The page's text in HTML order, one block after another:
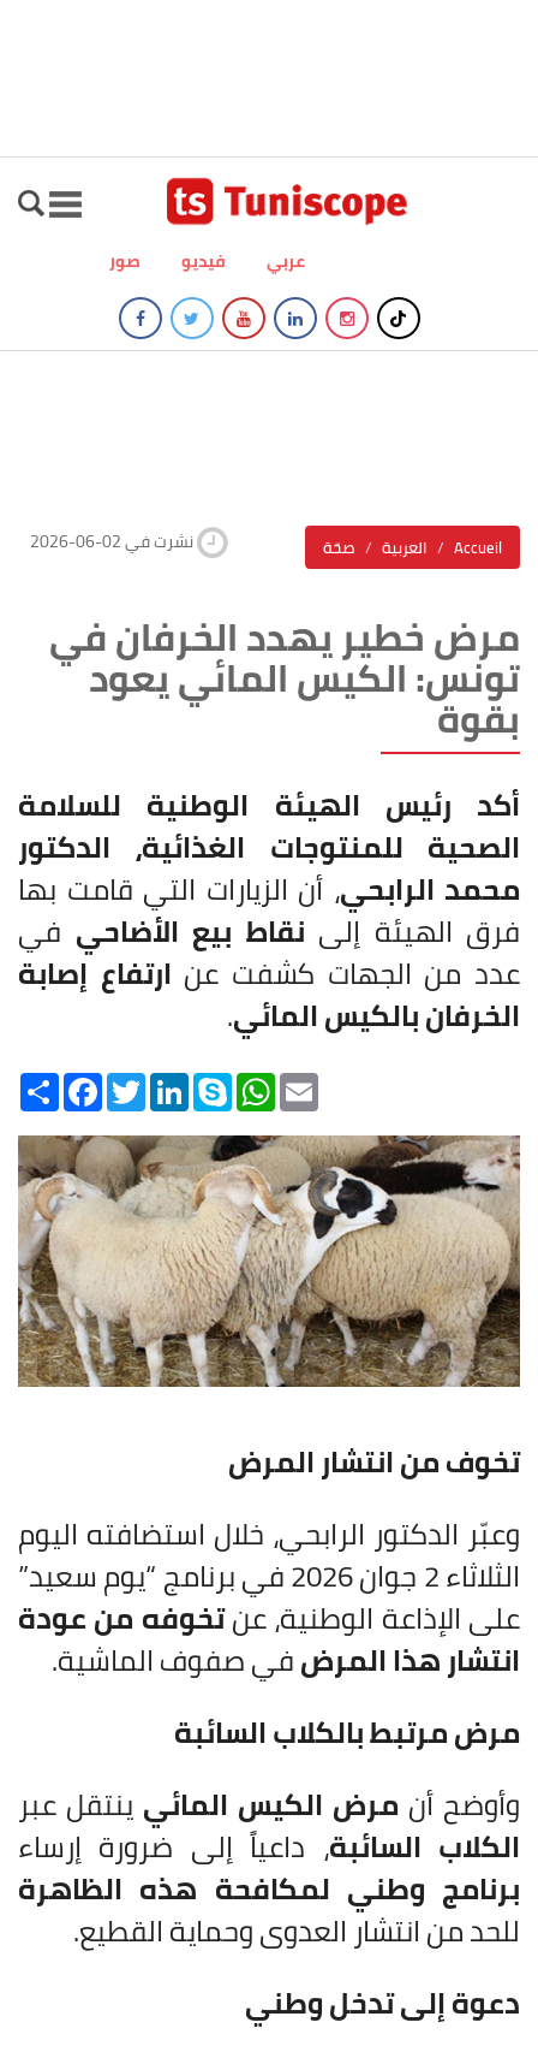
صور فيديو عربي
صحّة العربية Accueil 2026-06-02 نشرت في
مرض خطير يهدد الخرفان في
تونس: الكيس المائي يعود
بقوة
أكد رئيس الهيئة الوطنية للسلامة
الصحية للمنتوجات الغذائية، الدكتور
محمد الرابحي، أن الزيارات التي قامت بها
فرق الهيئة إلى نقاط بيع الأضاحي في
عدد من الجهات كشفت عن ارتفاع إصابة
الخرفان بالكيس المائي.
Share
FacebookTwitterLinkedInSkype
WhatsAppEmail
تخوف من انتشار المرض
وعبّر الدكتور الرابحي، خلال استضافته اليوم
الثلاثاء 2 جوان 2026 في برنامج “يوم سعيد”
على الإذاعة الوطنية، عنتخوفه من عودة
انتشار هذا المرضفي صفوف الماشية.
مرض مرتبط بالكلاب السائبة
وأوضح أن مرض الكيس المائي ينتقل عبر
الكلاب السائبة، داعياً إلى ضرورة إرساء
برنامج وطني لمكافحة هذه الظاهرة
للحد من انتشار العدوى وحماية القطيع.
دعوة إلى تدخل وطني